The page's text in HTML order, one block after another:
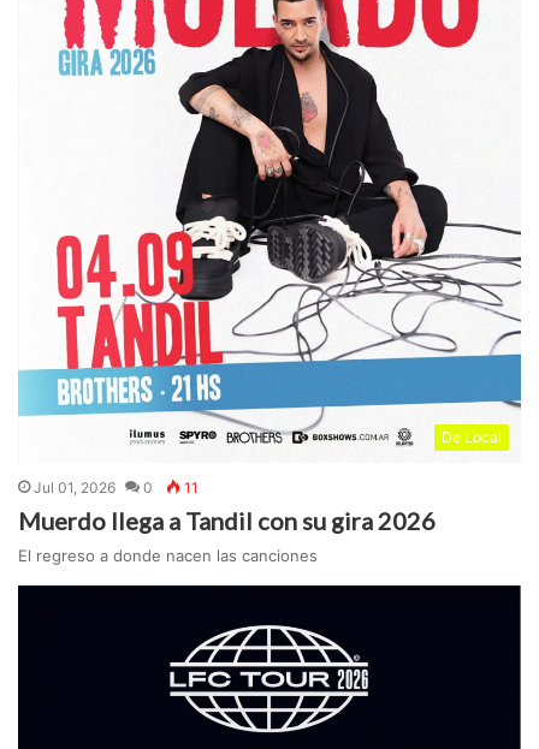
De Local
Jul 01, 2026 0 11
Muerdo llega a Tandil con su gira 2026
El regreso a donde nacen las canciones